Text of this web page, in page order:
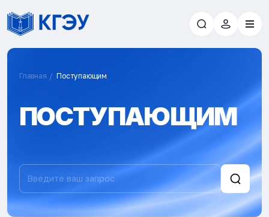
Главная Поступающим
ПОСТУПАЮЩИМ